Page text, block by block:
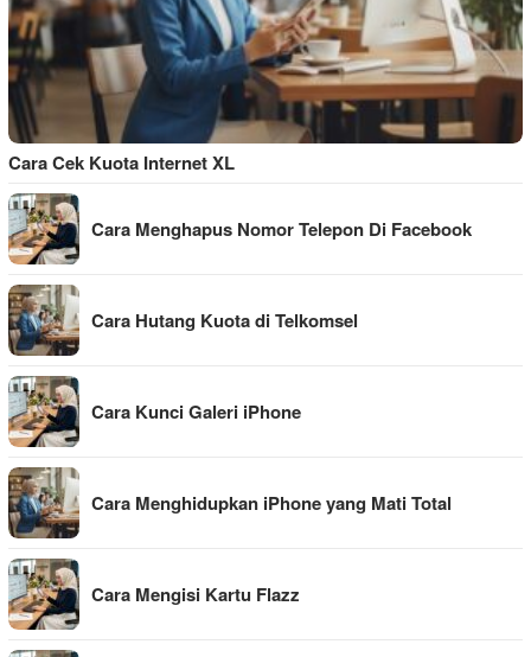
Cara Cek Kuota Internet XL
Cara Menghapus Nomor Telepon Di Facebook
Cara Hutang Kuota di Telkomsel
Cara Kunci Galeri iPhone
Cara Menghidupkan iPhone yang Mati Total
Cara Mengisi Kartu Flazz